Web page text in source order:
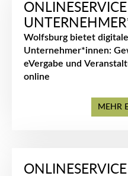
Wolfsburg bietet
Unternehmer*innen:
eVergabe und
online
MEHR